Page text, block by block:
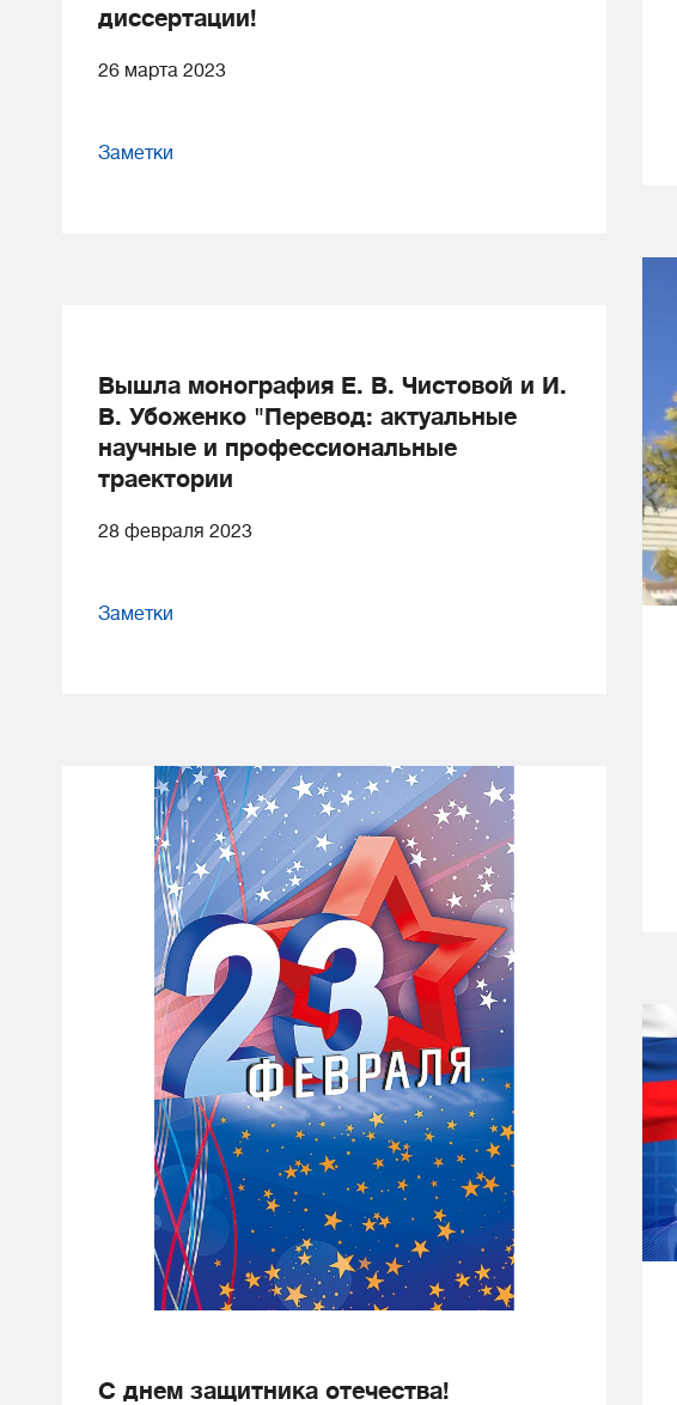
диссертации!
26 марта 2023
Заметки
Вышла монография Е. В. Чистовой и И.
В. Убоженко "Перевод: актуальные
научные и профессиональные
траектории
28 февраля 2023
Заметки
С днем защитника отечества!